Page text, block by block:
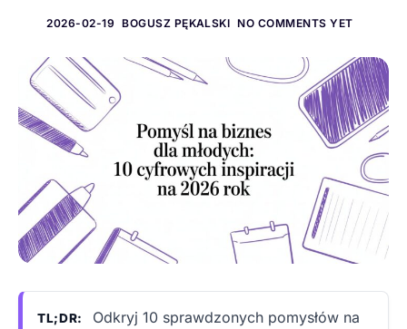
Polski
2026-02-19 BOGUSZ PĘKALSKI NO COMMENTS YET
TL;DR:
Odkryj 10 sprawdzonych pomysłów na